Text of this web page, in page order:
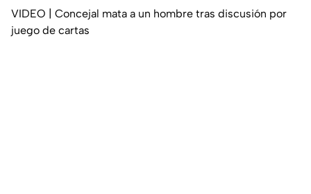
VIDEO | Concejal mata a un hombre tras discusión por
juego de cartas